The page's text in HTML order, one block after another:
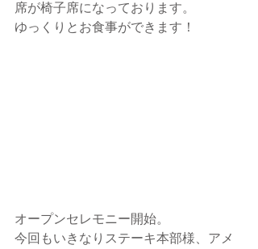
席が椅子席になっております。
ゆっくりとお食事ができます！
オープンセレモニー開始。
今回もいきなりステーキ本部様、アメ